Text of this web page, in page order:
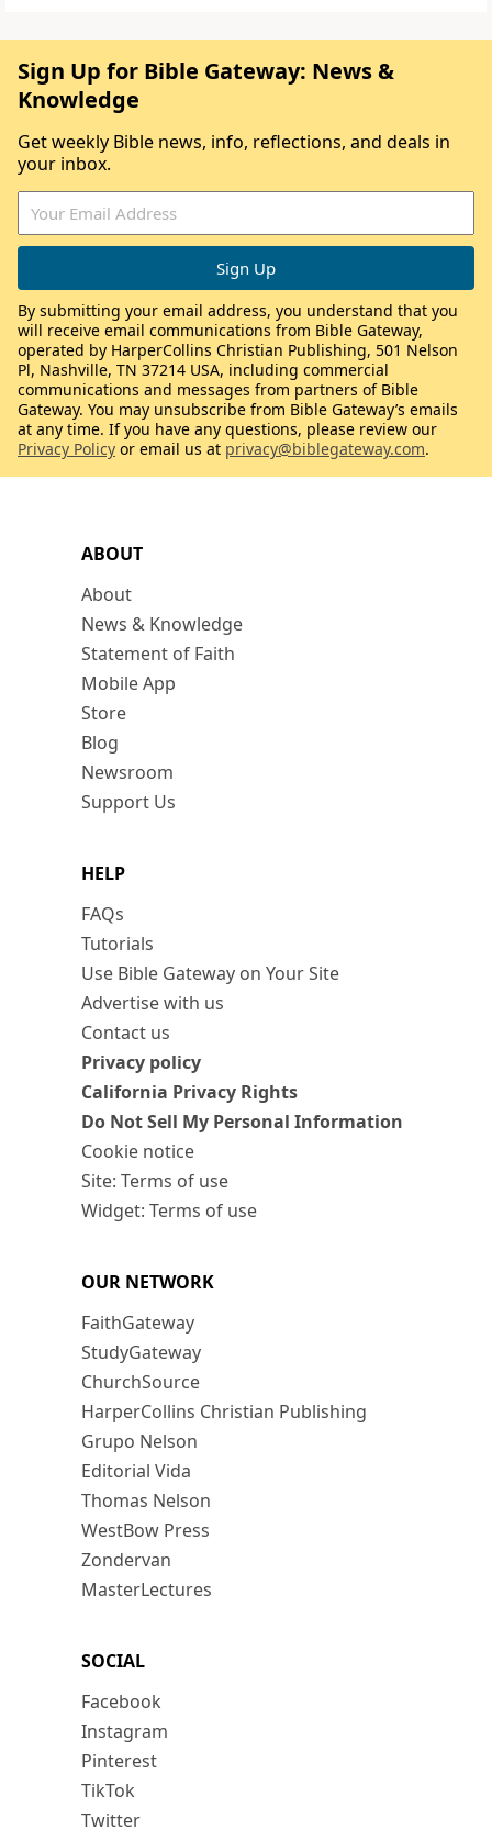
ABOUT
About
News & Knowledge
Statement of Faith
Mobile App
Store
Blog
Newsroom
Support Us
HELP
FAQs
Tutorials
Use Bible Gateway on Your Site
Advertise with us
Contact us
Privacy policy
California Privacy Rights
Do Not Sell My Personal Information
Cookie notice
Site: Terms of use
Widget: Terms of use
OUR NETWORK
FaithGateway
StudyGateway
ChurchSource
HarperCollins Christian Publishing
Grupo Nelson
Editorial Vida
Thomas Nelson
WestBow Press
Zondervan
MasterLectures
SOCIAL
Facebook
Instagram
Pinterest
TikTok
Twitter
Sign Up for Bible Gateway: News &
Knowledge
Get weekly Bible news, info, reflections, and deals in
your inbox.
By submitting your email address, you understand that you
will receive email communications from Bible Gateway,
operated by HarperCollins Christian Publishing, 501 Nelson
Pl, Nashville, TN 37214 USA, including commercial
communications and messages from partners of Bible
Gateway. You may unsubscribe from Bible Gateway’s emails
at any time. If you have any questions, please review our
Privacy Policy or email us at privacy@biblegateway.com.